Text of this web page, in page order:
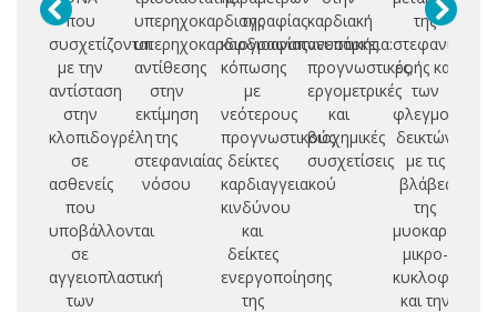
που
συσχετίζονται
με την
αντίσταση
στην
κλοπιδογρέλη
σε
ασθενείς
που
υποβάλλονται
σε
αγγειοπλαστική
των
υπερηχοκαρδιογραφίας-
υπερηχοκαρδιογραφίας
αντίθεσης
στην
εκτίμηση
της
στεφανιαίας
νόσου
της
καρδιοαναπνευστικής
κόπωσης
με
νεότερους
προγνωστικούς
δείκτες
καρδιαγγειακού
κινδύνου
και
δείκτες
ενεργoποίησης
της
καρδιακή
ανεπάρκεια:
προγνωστικές,
εργομετρικές
και
βιοχημικές
συσχετίσεις
της
στεφανιαίας
ροής και
των
δεικτών
με τις
βλάβες
της
μυοκαρδιακής
μικρο-
κυκλοφορίας
και την